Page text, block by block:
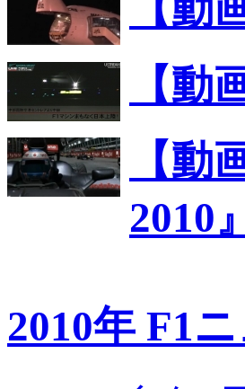
【動
【動
2010
2010年 F1